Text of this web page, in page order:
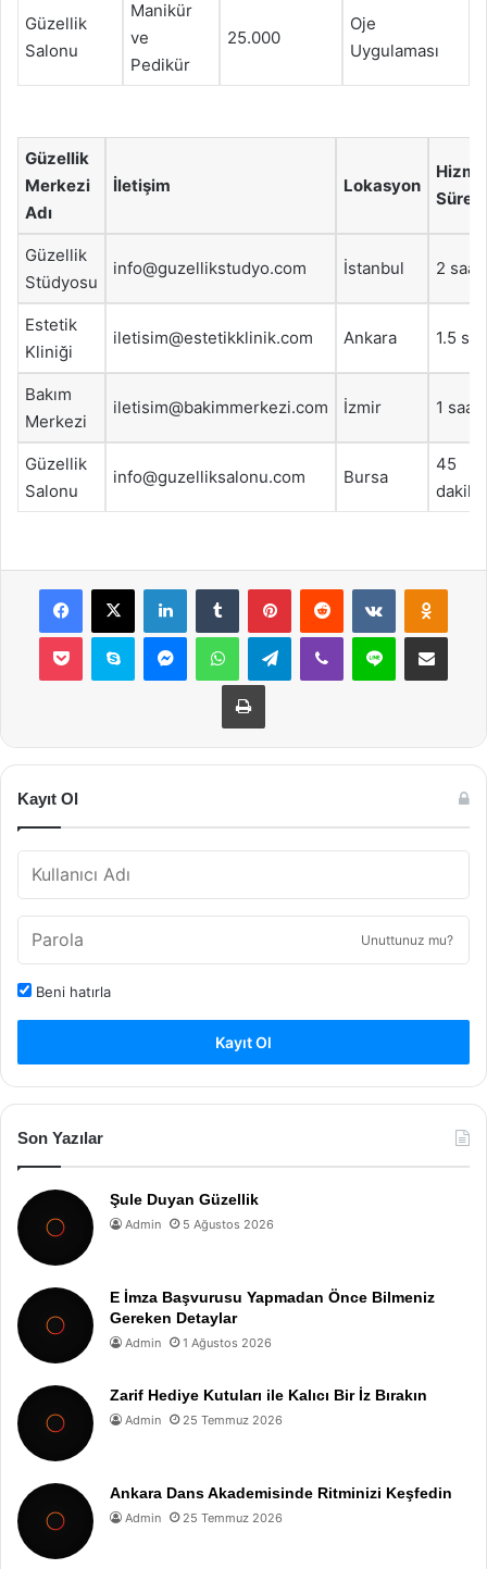
Güzellik
Salonu
Manikür
ve
Pedikür
25.000
Oje
Uygulaması
Güzellik
Merkezi
Adı
İletişim Lokasyon
Süresi
Güzellik
Stüdyosu
info@guzellikstudyo.com İstanbul 2 saat
Estetik
Kliniği
iletisim@estetikklinik.com Ankara 1.5
Bakım
Merkezi
iletisim@bakimmerkezi.com İzmir 1 saat
Güzellik
Salonu
info@guzelliksalonu.com Bursa
45
dakika
Facebook
X LinkedInTumblr PinterestReddit VKontakte
Pocket Skype MessengerWhatsAppTelegramViber Line E-Posta ile
Yazdır
Kayıt Ol
Unuttunuz mu?
Beni hatırla
Kayıt Ol
Son Yazılar
Şule Duyan Güzellik
Admin 5 Ağustos 2026
E İmza Başvurusu Yapmadan Önce Bilmeniz
Gereken Detaylar
Admin 1 Ağustos 2026
Zarif Hediye Kutuları ile Kalıcı Bir İz Bırakın
Admin 25 Temmuz 2026
Ankara Dans Akademisinde Ritminizi Keşfedin
Admin 25 Temmuz 2026